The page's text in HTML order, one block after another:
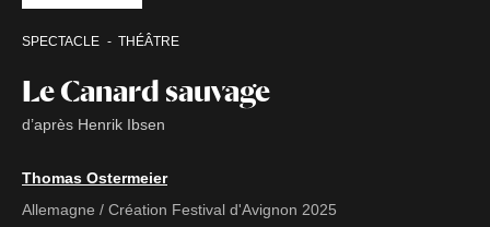
Le Canard sauvage
d’après Henrik Ibsen
SPECTACLE THÉÂTRE
Thomas Ostermeier
Allemagne / Création Festival d'Avignon 2025